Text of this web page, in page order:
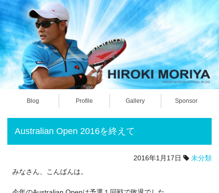
Blog Profile Gallery Sponsor
Australian Open 2016を終えて
2016年1月17日
未分類
みなさん、こんばんは。